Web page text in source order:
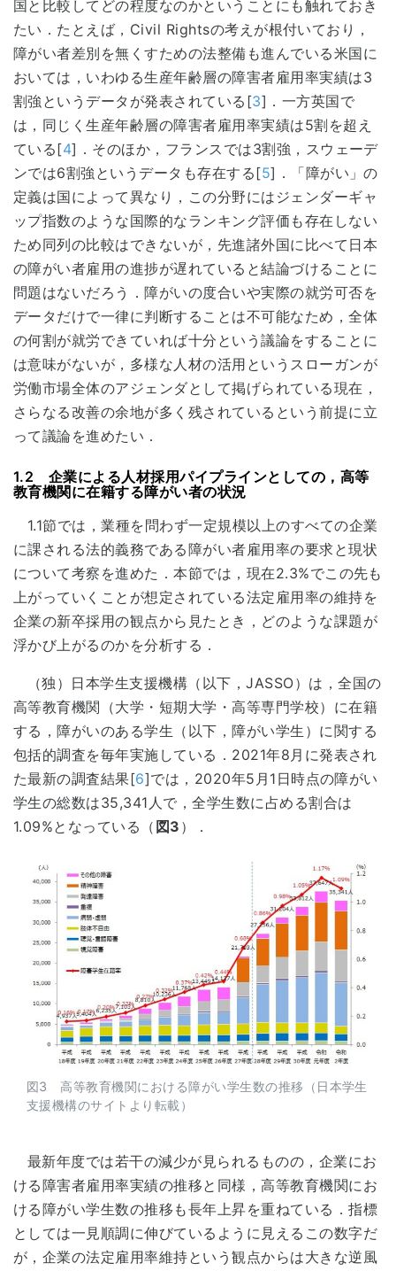
国と比較してどの程度なのかということにも触れておき
たい．たとえば，Civil Rightsの考えが根付いており，
障がい者差別を無くすための法整備も進んでいる米国に
おいては，いわゆる生産年齢層の障害者雇用率実績は3
割強というデータが発表されている[3]．一方英国で
は，同じく生産年齢層の障害者雇用率実績は5割を超え
ている[4]．そのほか，フランスでは3割強，スウェーデ
ンでは6割強というデータも存在する[5]．「障がい」の
定義は国によって異なり，この分野にはジェンダーギャ
ップ指数のような国際的なランキング評価も存在しない
ため同列の比較はできないが，先進諸外国に比べて日本
の障がい者雇用の進捗が遅れていると結論づけることに
問題はないだろう．障がいの度合いや実際の就労可否を
データだけで一律に判断することは不可能なため，全体
の何割が就労できていれば十分という議論をすることに
は意味がないが，多様な人材の活用というスローガンが
労働市場全体のアジェンダとして掲げられている現在，
さらなる改善の余地が多く残されているという前提に立
って議論を進めたい．
1.2 企業による人材採用パイプラインとしての，高等
教育機関に在籍する障がい者の状況
1.1節では，業種を問わず一定規模以上のすべての企業
に課される法的義務である障がい者雇用率の要求と現状
について考察を進めた．本節では，現在2.3%でこの先も
上がっていくことが想定されている法定雇用率の維持を
企業の新卒採用の観点から見たとき，どのような課題が
浮かび上がるのかを分析する．
（独）日本学生支援機構（以下，JASSO）は，全国の
高等教育機関（大学・短期大学・高等専門学校）に在籍
する，障がいのある学生（以下，障がい学生）に関する
包括的調査を毎年実施している．2021年8月に発表され
た最新の調査結果[6]では，2020年5月1日時点の障がい
学生の総数は35,341人で，全学生数に占める割合は
1.09%となっている（ 図3 ）．
図3 高等教育機関における障がい学生数の推移（日本学生
支援機構のサイトより転載）
最新年度では若干の減少が見られるものの，企業にお
ける障害者雇用率実績の推移と同様，高等教育機関にお
ける障がい学生数の推移も長年上昇を重ねている．指標
としては一見順調に伸びているように見えるこの数字だ
が，企業の法定雇用率維持という観点からは大きな逆風